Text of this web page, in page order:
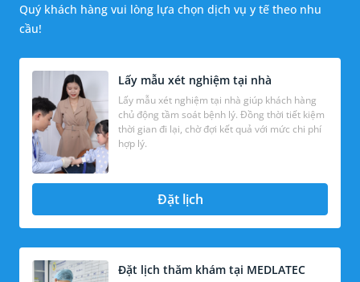
Quý khách hàng vui lòng lựa chọn dịch vụ y tế theo nhu
cầu!
Lấy mẫu xét nghiệm tại nhà
Lấy mẫu xét nghiệm tại nhà giúp khách hàng
chủ động tầm soát bệnh lý. Đồng thời tiết kiệm
thời gian đi lại, chờ đợi kết quả với mức chi phí
hợp lý.
Đặt lịch
Đặt lịch thăm khám tại MEDLATEC